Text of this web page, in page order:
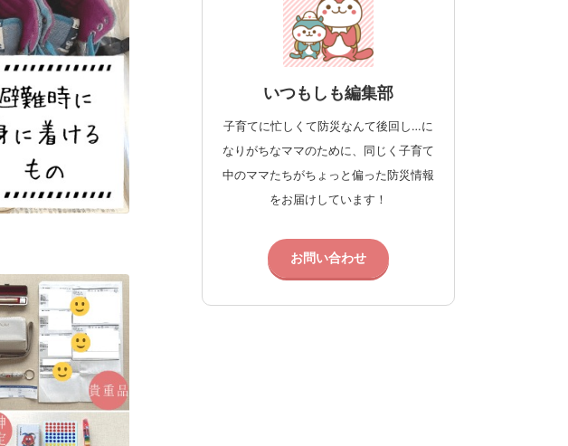
いつもしも編集部
子育てに忙しくて防災なんて後回し…に
なりがちなママのために、同じく子育て
中のママたちがちょっと偏った防災情報
をお届けしています！
お問い合わせ